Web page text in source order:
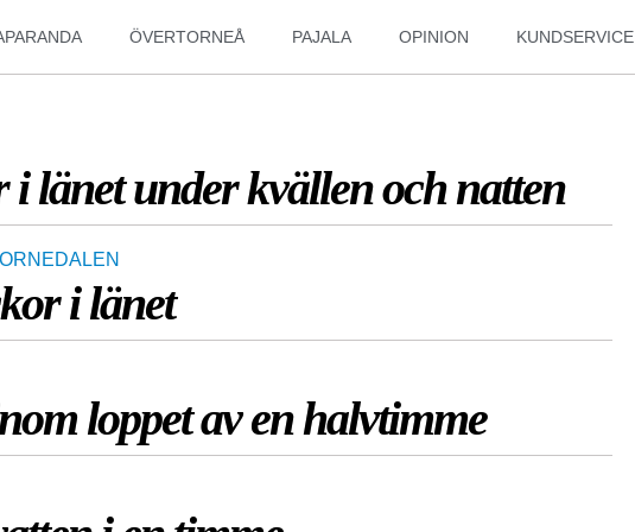
ÖVERTORNEÅ PAJALA OPINION KUNDSERVICE
länet under kvällen och natten
i länet
loppet av en halvtimme